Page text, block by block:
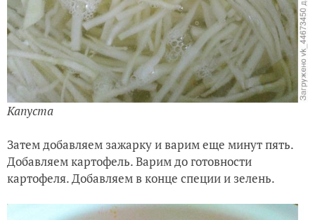
Капуста
Затем добавляем зажарку и варим еще минут пять.
Добавляем картофель. Варим до готовности
картофеля. Добавляем в конце специи и зелень.